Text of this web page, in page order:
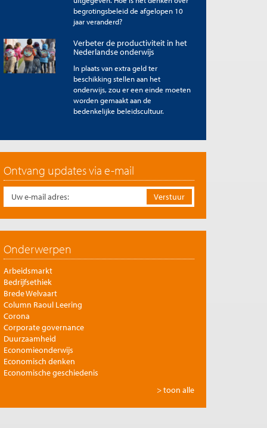
begrotingsbeleid de afgelopen 10
jaar veranderd?
Verbeter de productiviteit in het
Nederlandse onderwijs
In plaats van extra geld ter
beschikking stellen aan het
onderwijs, zou er een einde moeten
worden gemaakt aan de
bedenkelijke beleidscultuur.
Ontvang updates via e-mail
Onderwerpen
Arbeidsmarkt
Bedrijfsethiek
Brede Welvaart
Column Raoul Leering
Corona
Corporate governance
Duurzaamheid
Economieonderwijs
Economisch denken
Economische geschiedenis
Filosofie en economie
> toon alle